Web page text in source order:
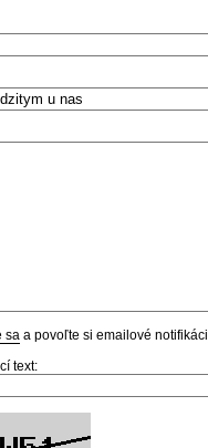
sa a povoľte si emailové
text: